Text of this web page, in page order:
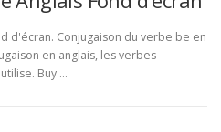
d'écran. Conjugaison du verbe be en
en anglais, les verbes
Buy …